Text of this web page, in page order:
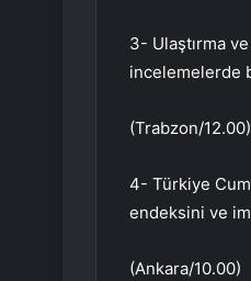
3- Ulaştırma
incelemelerde
(Trabzon/12.00)
4- Türkiye
endeksini ve
(Ankara/10.00)